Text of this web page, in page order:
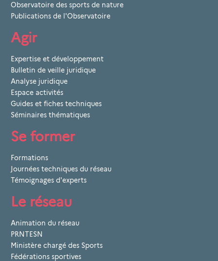
Observatoire des sports de nature
Publications de l'Observatoire
Agir
Expertise et développement
Bulletin de veille juridique
Analyse juridique
Espace activités
Guides et fiches techniques
Séminaires thématiques
Se former
Formations
Journées techniques du réseau
Témoignages d'experts
Le réseau
Animation du réseau
PRNTESN
Ministère chargé des Sports
Fédérations sportives